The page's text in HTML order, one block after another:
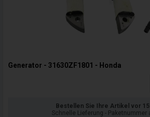
Generator - 31630ZF1801 - Honda
Bestellen Sie Ihre Artikel vor
Schnelle Lieferung - Paketnummer